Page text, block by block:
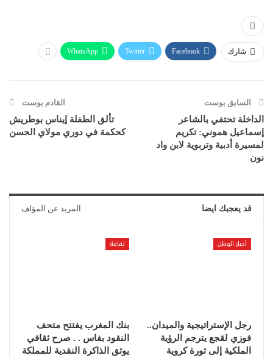
شارك Facebook
Twitter
WhatsApp
السابق بوست
الداخلة تحتفي بالشاعر
إسماعيل هموني: تكريم
لمسيرة أدبية وتربوية لابن واد
نون
القادم بوست
تألق الطفلة إيناس بوطريش
كحكمة في دوري مولاي الحسن
قد يعجبك ايضا المزيد عن المؤلف
أخبار الوطن
رجل الإستراتيجية والميدان..
فوزي لقجع يترجم الرؤية
الملكية إلى ثورة كروية
ثقافة
بنك المغرب يفتتح متحف
النقود بفاس . . صرح ثقافي
يوثق الذاكرة النقدية للمملكة